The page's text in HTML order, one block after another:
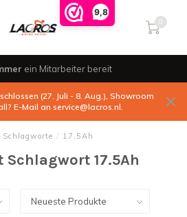
9,8
0
ein Mitarbeiter bereit
(27. Juli - 8. Aug.), Showroom
E-Mail an service@lacros.nl.
Schlagworte / 17.5Ah
17.5Ah